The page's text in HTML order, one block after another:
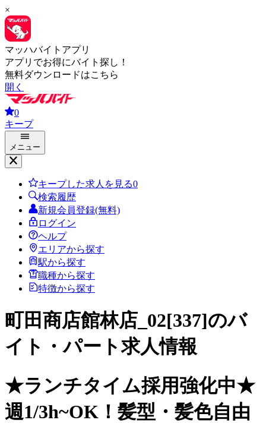
×
マッハバイトアプリ
アプリでお得にバイト探し！
無料ダウンロードはこちら
開く
0
キープ
メニュー
キープした求人を見る0
検索履歴
新規会員登録(無料)
ログイン
ヘルプ
エリアから探す
駅から探す
職種から探す
特徴から探す
町田商店館林店_02[337]のバ
イト・パート求人情報
★ランチタイム採用強化中★
週1/3h~OK！髪型・髪色自由